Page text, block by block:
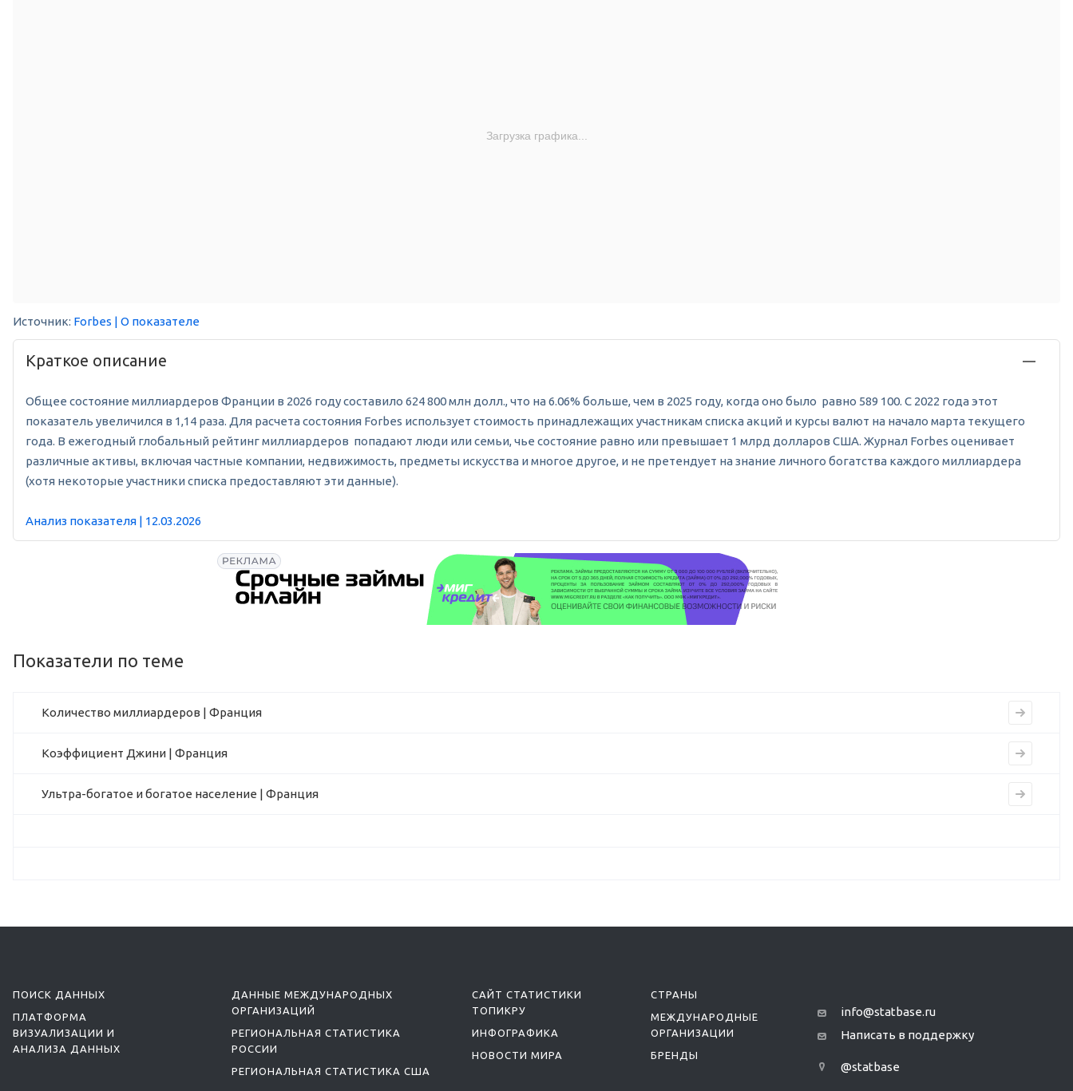
Загрузка графика...
Источник: Forbes | О показателе
Краткое описание
Общее состояние миллиардеров Франции в 2026 году составило 624 800 млн долл., что на 6.06% больше, чем в 2025 году, когда оно было равно 589 100. С 2022 года этот
показатель увеличился в 1,14 раза. Для расчета состояния Forbes использует стоимость принадлежащих участникам списка акций и курсы валют на начало марта текущего
года. В ежегодный глобальный рейтинг миллиардеров попадают люди или семьи, чье состояние равно или превышает 1 млрд долларов США. Журнал Forbes оценивает
различные активы, включая частные компании, недвижимость, предметы искусства и многое другое, и не претендует на знание личного богатства каждого миллиардера
(хотя некоторые участники списка предоставляют эти данные).
Анализ показателя | 12.03.2026
Показатели по теме
Количество миллиардеров | Франция
Коэффициент Джини | Франция
Ультра-богатое и богатое население | Франция
ПОИСК ДАННЫХ
ПЛАТФОРМА
ВИЗУАЛИЗАЦИИ И
АНАЛИЗА ДАННЫХ
ДАННЫЕ МЕЖДУНАРОДНЫХ
ОРГАНИЗАЦИЙ
РЕГИОНАЛЬНАЯ СТАТИСТИКА
РОССИИ
РЕГИОНАЛЬНАЯ СТАТИСТИКА США
САЙТ СТАТИСТИКИ
ТОПИКРУ
ИНФОГРАФИКА
НОВОСТИ МИРА
СТРАНЫ
МЕЖДУНАРОДНЫЕ
ОРГАНИЗАЦИИ
БРЕНДЫ
info@statbase.ru
Написать в поддержку
@statbase